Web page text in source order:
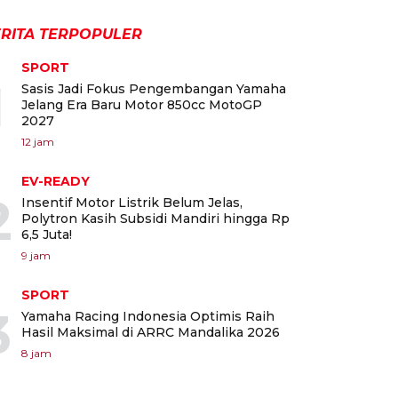
TERPOPULER
SPORT
Sasis Jadi Fokus Pengembangan Yamaha
Jelang Era Baru Motor 850cc MotoGP
2027
12 jam
EV-READY
Insentif Motor Listrik Belum Jelas,
Polytron Kasih Subsidi Mandiri hingga Rp
6,5 Juta!
9 jam
SPORT
Yamaha Racing Indonesia Optimis Raih
Hasil Maksimal di ARRC Mandalika 2026
8 jam